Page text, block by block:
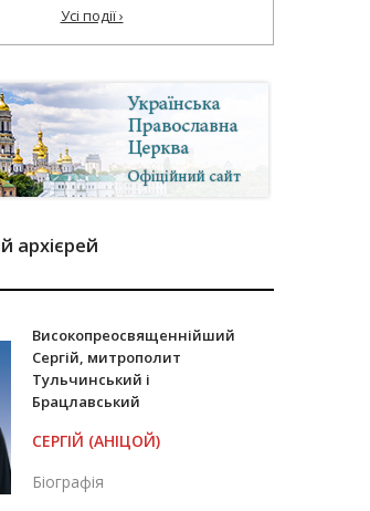
Усі події ›
архієрей
Високопреосвященнійший
Сергій, митрополит
Тульчинський і
Брацлавський
СЕРГІЙ (АНІЦОЙ)
Біографія